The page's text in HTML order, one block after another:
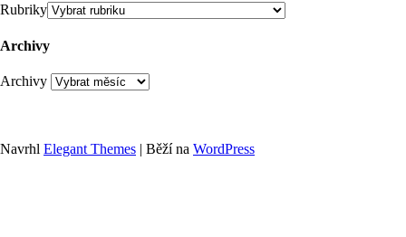
Rubriky
Archivy
Archivy
Navrhl Elegant Themes | Běží na WordPress